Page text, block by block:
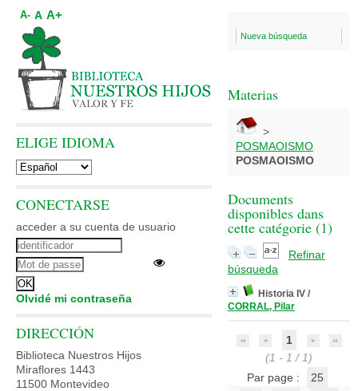
Nueva búsqueda
Materias
>
POSMAOISMO
POSMAOISMO
Documents
disponibles dans
cette catégorie (1)
Refinar
búsqueda
Historia IV /
CORRAL, Pilar
1
(1 - 1 / 1)
Par page :
25
A- A A+
ELIGE IDIOMA
CONECTARSE
acceder a su cuenta de usuario
Olvidé mi contraseña
DIRECCIÓN
Biblioteca Nuestros Hijos
Miraflores 1443
11500 Montevideo